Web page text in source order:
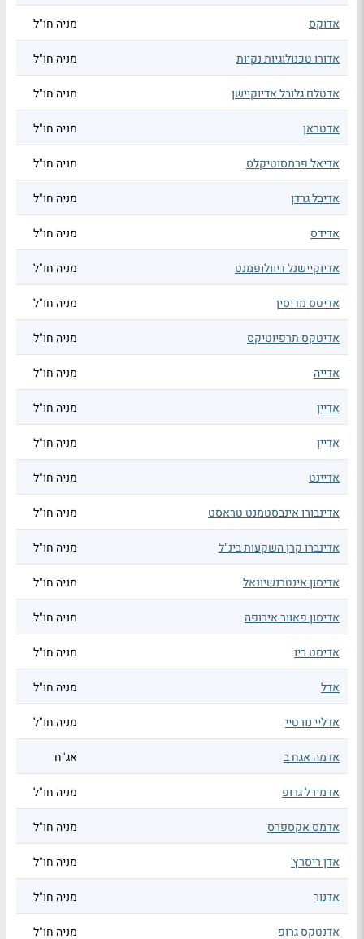
אדוקס מניה חו"ל
אדורו טכנולוגיות נקיות מניה חו"ל
אדטלם גלובל אדיוקיישן מניה חו"ל
אדטראן מניה חו"ל
אדיאל פרמסוטיקלס מניה חו"ל
אדיבל גרדן מניה חו"ל
אדידס מניה חו"ל
אדיוקיישנל דיוולופמנט מניה חו"ל
אדיטס מדיסין מניה חו"ל
אדיטקס תרפיוטיקס מניה חו"ל
אדייה מניה חו"ל
אדיין מניה חו"ל
אדיין מניה חו"ל
אדיינט מניה חו"ל
אדינבורו אינבסטמנט טראסט מניה חו"ל
אדינברו קרן השקעות בינ"ל מניה חו"ל
אדיסון אינטרנשיונאל מניה חו"ל
אדיסון פאוור אירופה מניה חו"ל
אדיסט ביו מניה חו"ל
אדל מניה חו"ל
אדליי נורטיי מניה חו"ל
אדמה אגח ב אג"ח
אדמירל גרופ מניה חו"ל
אדמס אקספרס מניה חו"ל
אדן ריסרץ' מניה חו"ל
אדנור מניה חו"ל
אדנטקס גרופ מניה חו"ל